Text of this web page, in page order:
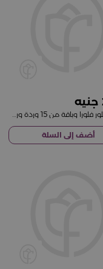
وشاح فيلور فلورا وباقة من 15 وردة وردية
أضف إلى السلة